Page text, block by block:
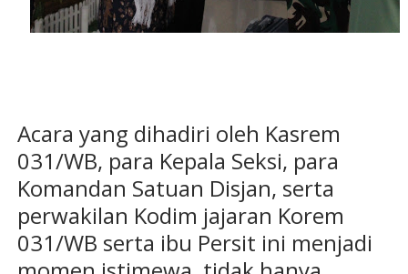
Acara yang dihadiri oleh Kasrem
031/WB, para Kepala Seksi, para
Komandan Satuan Disjan, serta
perwakilan Kodim jajaran Korem
031/WB serta ibu Persit ini menjadi